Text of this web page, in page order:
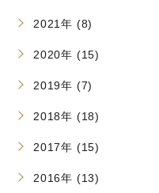
2021年 (8)
2020年 (15)
2019年 (7)
2018年 (18)
2017年 (15)
2016年 (13)